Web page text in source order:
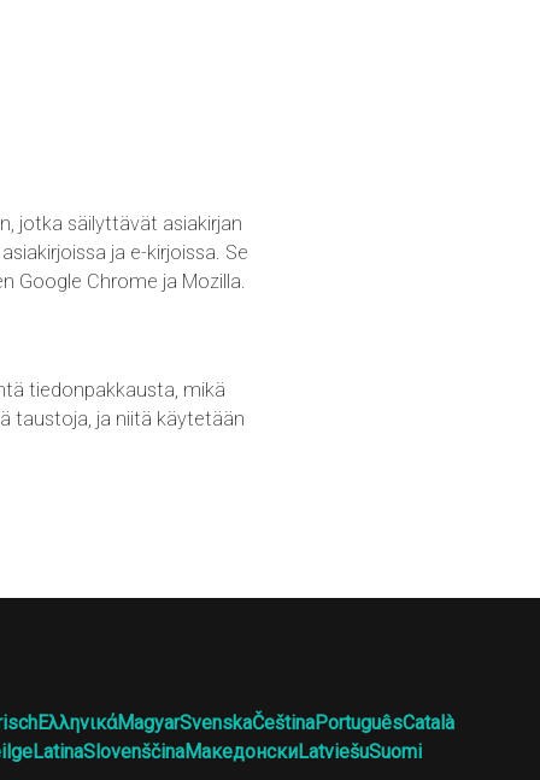
jotka säilyttävät asiakirjan
ja e-kirjoissa. Se
Google Chrome ja Mozilla.
tiedonpakkausta, mikä
taustoja, ja niitä käytetään
ΕλληνικάMagyarSvenskaČeštinaPortuguêsCatalà
LatinaSlovenščinaМакедонскиLatviešuSuomi